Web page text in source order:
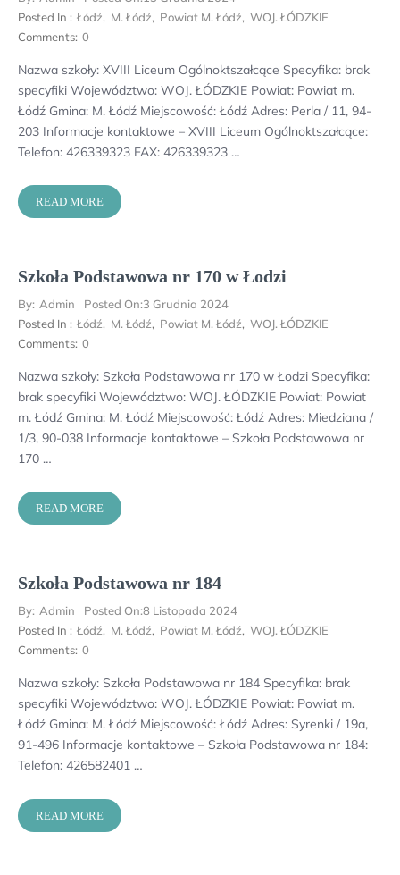
Posted In : Łódź, M. Łódź, Powiat M. Łódź, WOJ. ŁÓDZKIE
Comments: 0
Nazwa szkoły: XVIII Liceum Ogólnoktszałcące Specyfika: brak
specyfiki Województwo: WOJ. ŁÓDZKIE Powiat: Powiat m.
Łódź Gmina: M. Łódź Miejscowość: Łódź Adres: Perla / 11, 94-
203 Informacje kontaktowe – XVIII Liceum Ogólnoktszałcące:
Telefon: 426339323 FAX: 426339323 …
READ MORE
Szkoła Podstawowa nr 170 w Łodzi
By: Admin Posted On:3 Grudnia 2024
Posted In : Łódź, M. Łódź, Powiat M. Łódź, WOJ. ŁÓDZKIE
Comments: 0
Nazwa szkoły: Szkoła Podstawowa nr 170 w Łodzi Specyfika:
brak specyfiki Województwo: WOJ. ŁÓDZKIE Powiat: Powiat
m. Łódź Gmina: M. Łódź Miejscowość: Łódź Adres: Miedziana /
1/3, 90-038 Informacje kontaktowe – Szkoła Podstawowa nr
170 …
READ MORE
Szkoła Podstawowa nr 184
By: Admin Posted On:8 Listopada 2024
Posted In : Łódź, M. Łódź, Powiat M. Łódź, WOJ. ŁÓDZKIE
Comments: 0
Nazwa szkoły: Szkoła Podstawowa nr 184 Specyfika: brak
specyfiki Województwo: WOJ. ŁÓDZKIE Powiat: Powiat m.
Łódź Gmina: M. Łódź Miejscowość: Łódź Adres: Syrenki / 19a,
91-496 Informacje kontaktowe – Szkoła Podstawowa nr 184:
Telefon: 426582401 …
READ MORE